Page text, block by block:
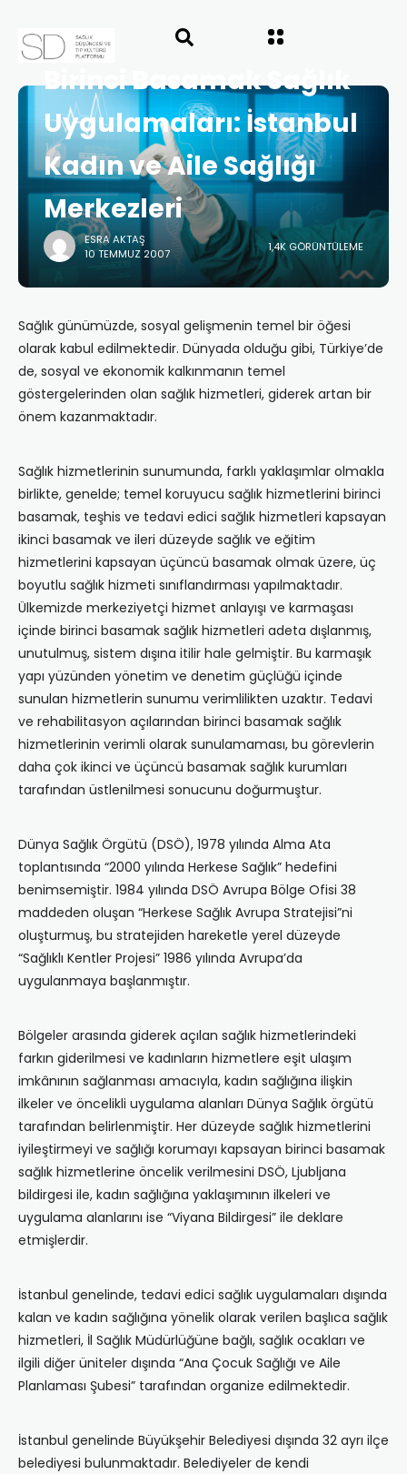
Yerel Yönetimlerde
Birinci Basamak Sağlık
Uygulamaları: İstanbul
Kadın ve Aile Sağlığı
Merkezleri
ESRA AKTAŞ
10 TEMMUZ 2007
1,4K GÖRÜNTÜLEME
Sağlık günümüzde, sosyal gelişmenin temel bir öğesi
olarak kabul edilmektedir. Dünyada olduğu gibi, Türkiye’de
de, sosyal ve ekonomik kalkınmanın temel
göstergelerinden olan sağlık hizmetleri, giderek artan bir
önem kazanmaktadır.
Sağlık hizmetlerinin sunumunda, farklı yaklaşımlar olmakla
birlikte, genelde; temel koruyucu sağlık hizmetlerini birinci
basamak, teşhis ve tedavi edici sağlık hizmetleri kapsayan
ikinci basamak ve ileri düzeyde sağlık ve eğitim
hizmetlerini kapsayan üçüncü basamak olmak üzere, üç
boyutlu sağlık hizmeti sınıflandırması yapılmaktadır.
Ülkemizde merkeziyetçi hizmet anlayışı ve karmaşası
içinde birinci basamak sağlık hizmetleri adeta dışlanmış,
unutulmuş, sistem dışına itilir hale gelmiştir. Bu karmaşık
yapı yüzünden yönetim ve denetim güçlüğü içinde
sunulan hizmetlerin sunumu verimlilikten uzaktır. Tedavi
ve rehabilitasyon açılarından birinci basamak sağlık
hizmetlerinin verimli olarak sunulamaması, bu görevlerin
daha çok ikinci ve üçüncü basamak sağlık kurumları
tarafından üstlenilmesi sonucunu doğurmuştur.
Dünya Sağlık Örgütü (DSÖ), 1978 yılında Alma Ata
toplantısında “2000 yılında Herkese Sağlık” hedefini
benimsemiştir. 1984 yılında DSÖ Avrupa Bölge Ofisi 38
maddeden oluşan “Herkese Sağlık Avrupa Stratejisi”ni
oluşturmuş, bu stratejiden hareketle yerel düzeyde
“Sağlıklı Kentler Projesi” 1986 yılında Avrupa’da
uygulanmaya başlanmıştır.
Bölgeler arasında giderek açılan sağlık hizmetlerindeki
farkın giderilmesi ve kadınların hizmetlere eşit ulaşım
imkânının sağlanması amacıyla, kadın sağlığına ilişkin
ilkeler ve öncelikli uygulama alanları Dünya Sağlık örgütü
tarafından belirlenmiştir. Her düzeyde sağlık hizmetlerini
iyileştirmeyi ve sağlığı korumayı kapsayan birinci basamak
sağlık hizmetlerine öncelik verilmesini DSÖ, Ljubljana
bildirgesi ile, kadın sağlığına yaklaşımının ilkeleri ve
uygulama alanlarını ise “Viyana Bildirgesi” ile deklare
etmişlerdir.
İstanbul genelinde, tedavi edici sağlık uygulamaları dışında
kalan ve kadın sağlığına yönelik olarak verilen başlıca sağlık
hizmetleri, İl Sağlık Müdürlüğüne bağlı, sağlık ocakları ve
ilgili diğer üniteler dışında “Ana Çocuk Sağlığı ve Aile
Planlaması Şubesi” tarafından organize edilmektedir.
İstanbul genelinde Büyükşehir Belediyesi dışında 32 ayrı ilçe
belediyesi bulunmaktadır. Belediyeler de kendi